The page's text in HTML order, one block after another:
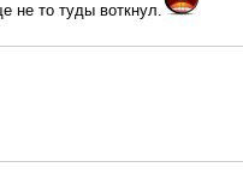
не то туды воткнул.